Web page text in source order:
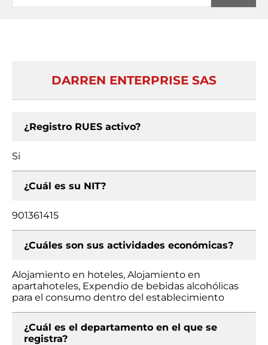
DARREN ENTERPRISE SAS
¿Registro RUES activo?
Si
¿Cuál es su NIT?
901361415
¿Cuáles son sus actividades económicas?
Alojamiento en hoteles, Alojamiento en
apartahoteles, Expendio de bebidas alcohólicas
para el consumo dentro del establecimiento
¿Cuál es el departamento en el que se
registra?